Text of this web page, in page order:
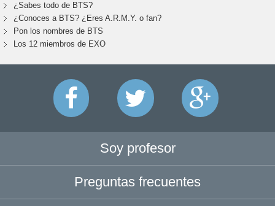
¿Sabes todo de BTS?
¿Conoces a BTS? ¿Eres A.R.M.Y. o fan?
Pon los nombres de BTS
Los 12 miembros de EXO
Soy profesor
Preguntas frecuentes